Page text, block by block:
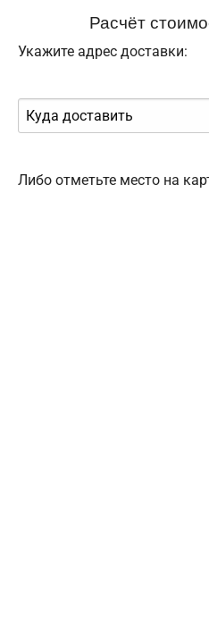
Расчёт
Укажите адрес доставки:
Либо отметьте место на